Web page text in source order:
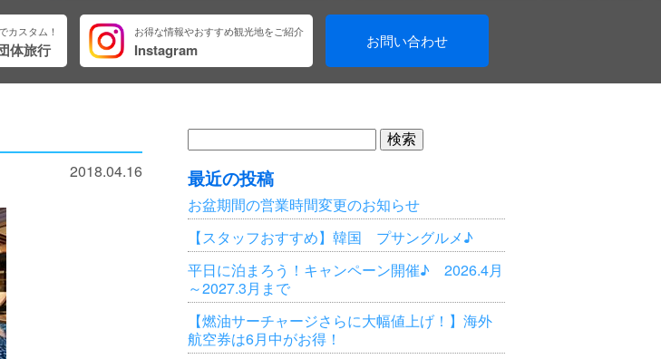
カスタム！
体旅行
お得な情報やおすすめ観光地をご紹介
Instagram お問い合わせ
2018.04.16
検
索:
最近の投稿
お盆期間の営業時間変更のお知らせ
【スタッフおすすめ】韓国 プサングルメ♪
平日に泊まろう！キャンペーン開催♪ 2026.4月
～2027.3月まで
【燃油サーチャージさらに大幅値上げ！】海外
航空券は6月中がお得！